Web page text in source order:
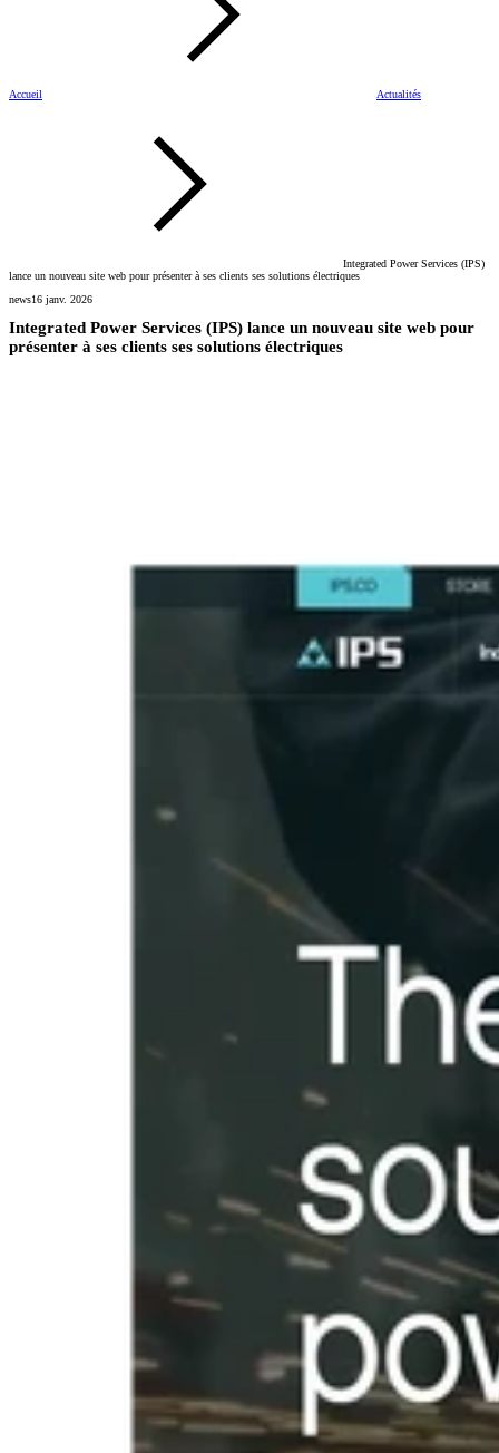
Accueil Actualités
Integrated Power Services (IPS)
lance un nouveau site web pour présenter à ses clients ses solutions électriques
news16 janv. 2026
Integrated Power Services (IPS) lance un nouveau site web pour
présenter à ses clients ses solutions électriques